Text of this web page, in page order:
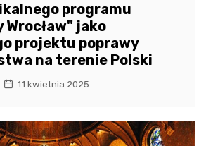
programu
jako
projektu poprawy
na terenie Polski
11 kwietnia 2025